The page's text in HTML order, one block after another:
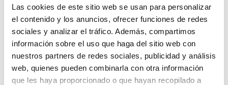
Las cookies de este sitio web se usan para personalizar
el contenido y los anuncios, ofrecer funciones de redes
sociales y analizar el tráfico. Además, compartimos
información sobre el uso que haga del sitio web con
nuestros partners de redes sociales, publicidad y análisis
web, quienes pueden combinarla con otra información
que les haya proporcionado o que hayan recopilado a
TDS / Ficha técnica
Regístrate para
descargas
COA
Regístrate para
descargas
SDS/ Hoja de seguridad
Regístrate para
descargas